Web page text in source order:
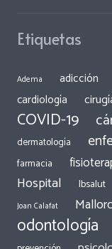
Etiquetas
Adema adicción
cardiología
COVID-19
dermatología
farmacia
Hospital Ibsalut
Joan Calafat
odontología